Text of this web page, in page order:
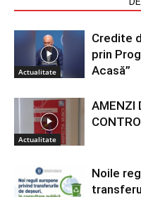
Actualitate
Credite
prin
Acasă”
Actualitate
AMENZI
Noile